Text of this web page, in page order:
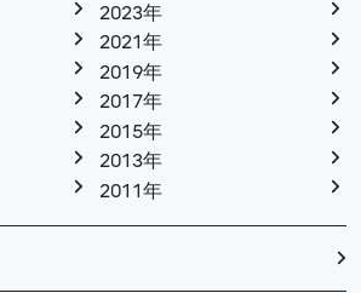
2023年
2021年
2019年
2017年
2015年
2013年
2011年